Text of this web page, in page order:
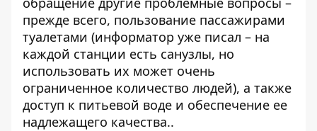
прежде всего, пользование пассажирами
туалетами (информатор уже писал – на
каждой станции есть санузлы, но
использовать их может очень
ограниченное количество людей), а также
доступ к питьевой воде и обеспечение ее
надлежащего качества..